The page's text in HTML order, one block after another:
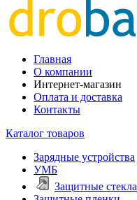
Главная
О компании
Интернет-магазин
Оплата и доставка
Контакты
Каталог товаров
Зарядные устройства
УМБ
Защитные стекла